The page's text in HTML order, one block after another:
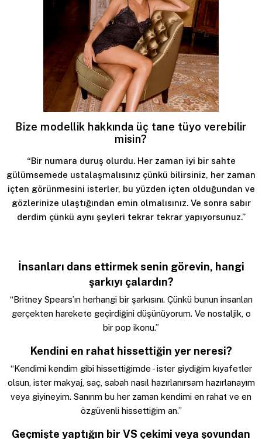
Bize modellik hakkında üç tane tüyo verebilir
misin?
“Bir numara duruş olurdu. Her zaman iyi bir sahte
gülümsemede ustalaşmalısınız çünkü bilirsiniz, her zaman
içten görünmesini isterler, bu yüzden içten olduğundan ve
gözlerinize ulaştığından emin olmalısınız. Ve sonra sabır
derdim çünkü aynı şeyleri tekrar tekrar yapıyorsunuz.”
İnsanları dans ettirmek senin görevin, hangi
şarkıyı çalardın?
“Britney Spears’ın herhangi bir şarkısını. Çünkü bunun insanları
gerçekten harekete geçirdiğini düşünüyorum. Ve nostaljik, o
bir pop ikonu.”
Kendini en rahat hissettiğin yer neresi?
“Kendimi kendim gibi hissettiğimde - ister giydiğim kıyafetler
olsun, ister makyaj, saç, sabah nasıl hazırlanırsam hazırlanayım
veya giyineyim. Sanırım bu her zaman kendimi en rahat ve en
özgüvenli hissettiğim an.”
Geçmişte yaptığın bir VS çekimi veya şovundan